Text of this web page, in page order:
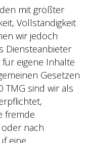
mit größter
Vollständigkeit
wir jedoch
Diensteanbieter
für eigene Inhalte
Gesetzen
TMG sind wir als
fremde
nach
eine